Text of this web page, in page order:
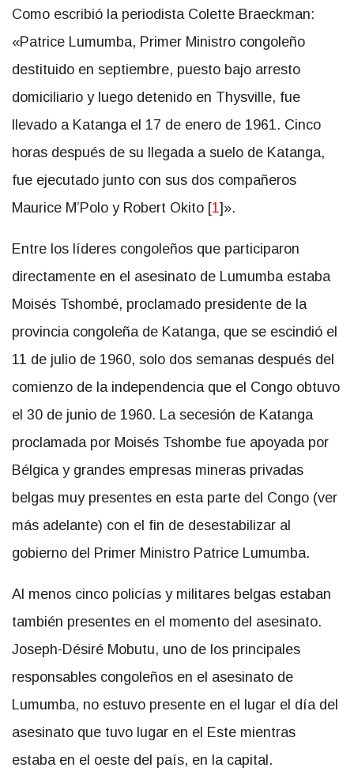
Como escribió la periodista Colette Braeckman:
«Patrice Lumumba, Primer Ministro congoleño
destituido en septiembre, puesto bajo arresto
domiciliario y luego detenido en Thysville, fue
llevado a Katanga el 17 de enero de 1961. Cinco
horas después de su llegada a suelo de Katanga,
fue ejecutado junto con sus dos compañeros
Maurice M’Polo y Robert Okito [1]».
Entre los líderes congoleños que participaron
directamente en el asesinato de Lumumba estaba
Moisés Tshombé, proclamado presidente de la
provincia congoleña de Katanga, que se escindió el
11 de julio de 1960, solo dos semanas después del
comienzo de la independencia que el Congo obtuvo
el 30 de junio de 1960. La secesión de Katanga
proclamada por Moisés Tshombe fue apoyada por
Bélgica y grandes empresas mineras privadas
belgas muy presentes en esta parte del Congo (ver
más adelante) con el fin de desestabilizar al
gobierno del Primer Ministro Patrice Lumumba.
Al menos cinco policías y militares belgas estaban
también presentes en el momento del asesinato.
Joseph-Désiré Mobutu, uno de los principales
responsables congoleños en el asesinato de
Lumumba, no estuvo presente en el lugar el día del
asesinato que tuvo lugar en el Este mientras
estaba en el oeste del país, en la capital.